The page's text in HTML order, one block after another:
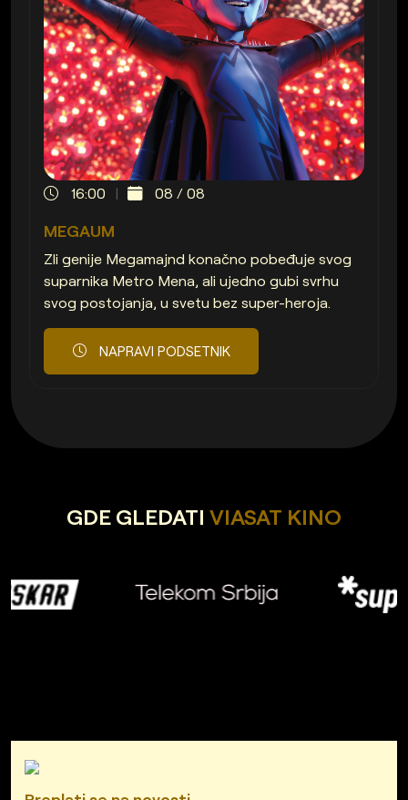
16:00 08 / 08
MEGAUM
Zli genije Megamajnd konačno pobeđuje svog
suparnika Metro Mena, ali ujedno gubi svrhu
svog postojanja, u svetu bez super-heroja.
NAPRAVI PODSETNIK
GDE GLEDATI VIASAT KINO